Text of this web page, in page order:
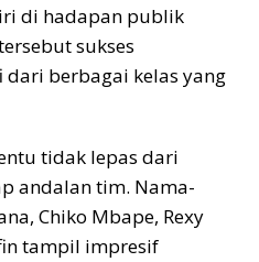
di hadapan publik
sukses
berbagai kelas yang
tidak lepas dari
andalan tim. Nama-
Chiko Mbape, Rexy
tampil impresif